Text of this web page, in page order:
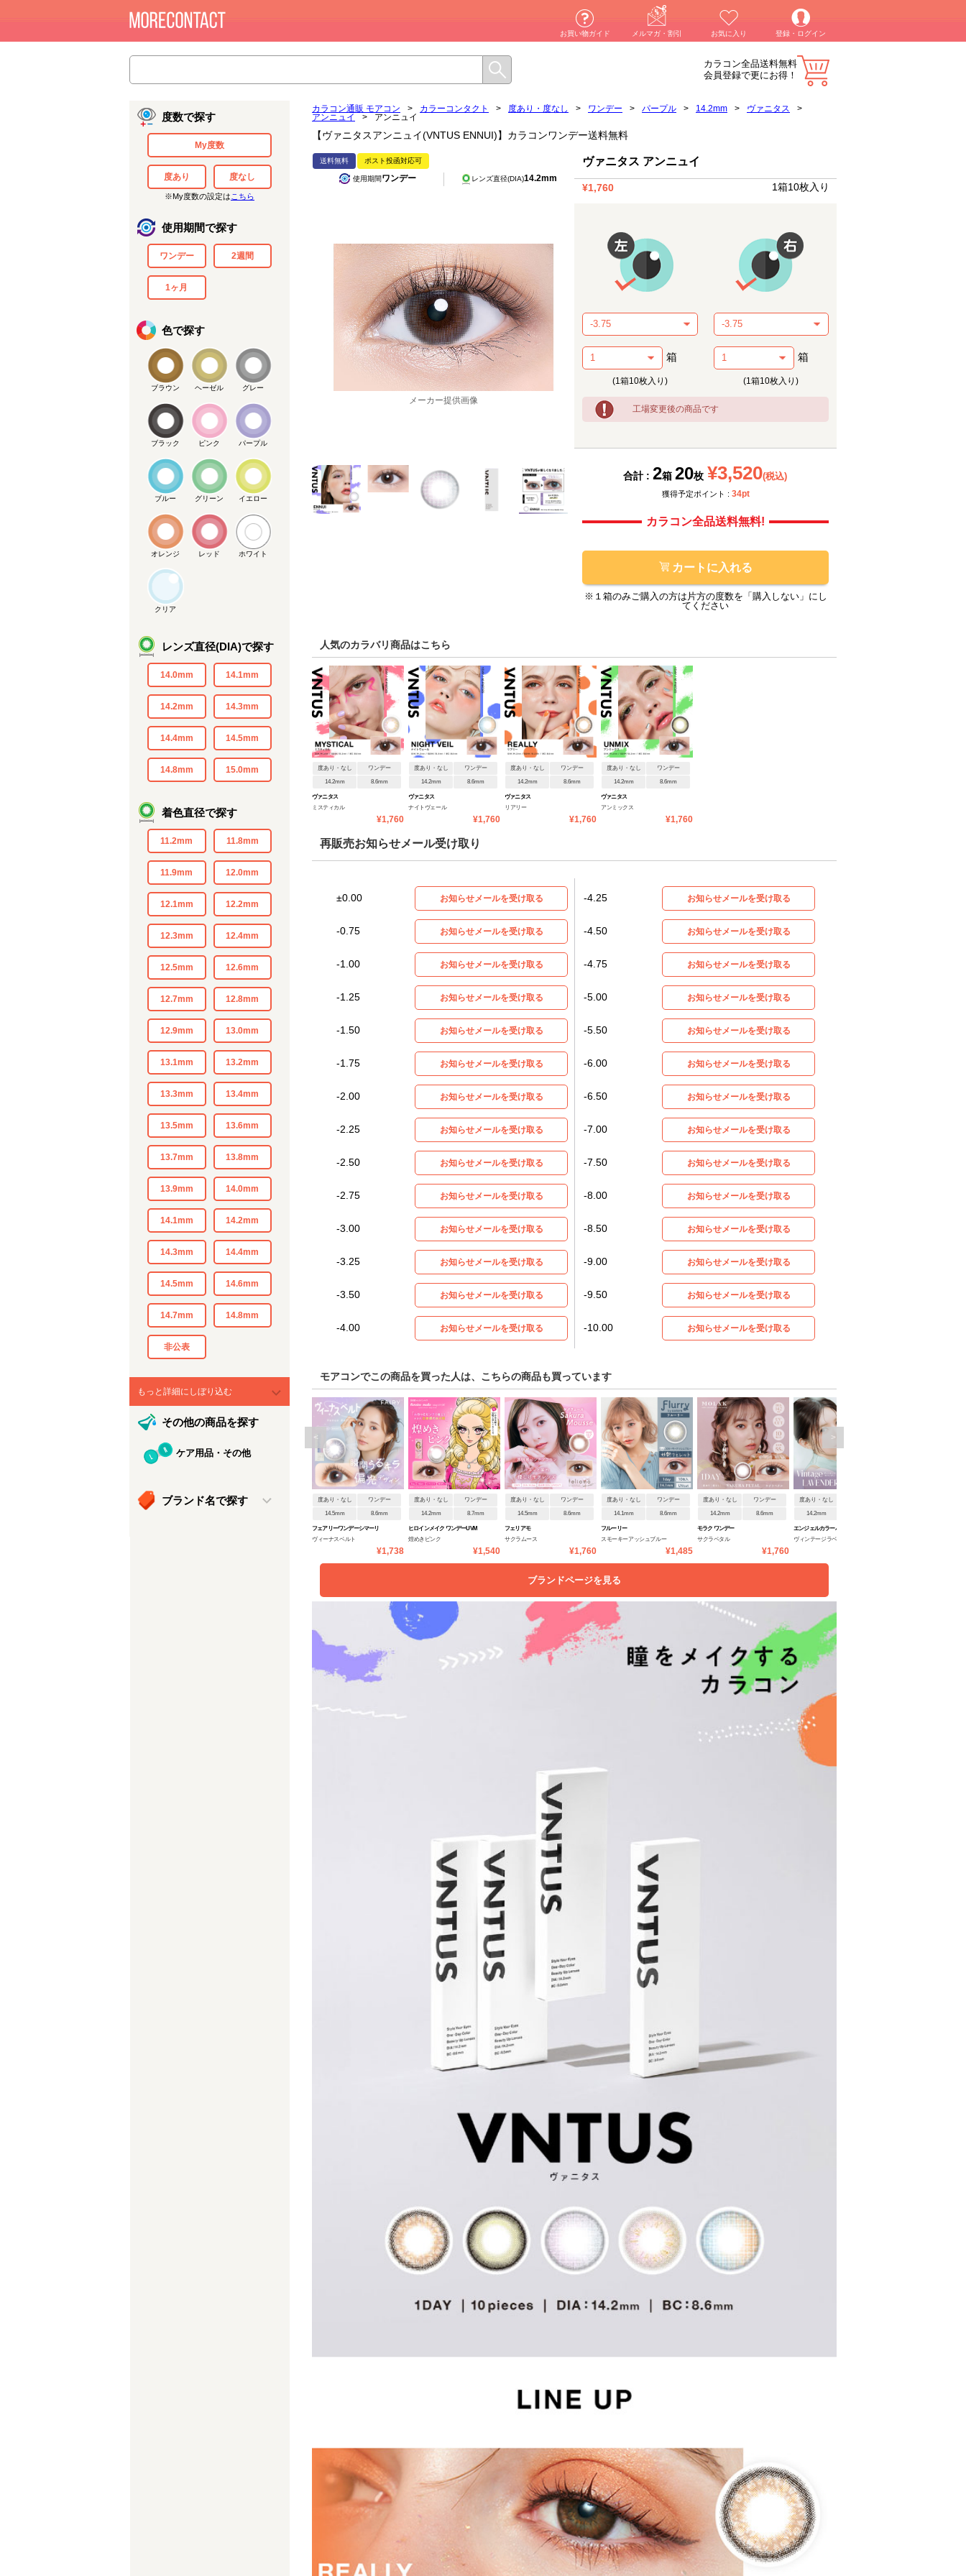
お買い物ガイド メルマガ・割引 お気に入り 登録・ログイン
カラコン全品送料無料
会員登録で更にお得！
度数で探す
My度数
度あり 度なし
※My度数の設定は こちら
使用期間で探す
ワンデー 2週間
1ヶ月
色で探す
ブラウン ヘーゼル グレー
ブラック ピンク パープル
ブルー グリーン イエロー
オレンジ レッド ホワイト
クリア
レンズ直径(DIA)で探す
14.0mm 14.1mm
14.2mm 14.3mm
14.4mm 14.5mm
14.8mm 15.0mm
着色直径で探す
11.2mm 11.8mm
11.9mm 12.0mm
12.1mm 12.2mm
12.3mm 12.4mm
12.5mm 12.6mm
12.7mm 12.8mm
12.9mm 13.0mm
13.1mm 13.2mm
13.3mm 13.4mm
13.5mm 13.6mm
13.7mm 13.8mm
13.9mm 14.0mm
14.1mm 14.2mm
14.3mm 14.4mm
14.5mm 14.6mm
14.7mm 14.8mm
非公表
もっと詳細にしぼり込む
その他の商品を探す
ケア用品・その他
ブランド名で探す
カラコン通販 モアコン > カラーコンタクト > 度あり・度なし > ワンデー > パープル > 14.2mm > ヴァニタス
>
アンニュイ
> アンニュイ
【ヴァニタスアンニュイ(VNTUS ENNUI)】カラコンワンデー送料無料
送料無料 ポスト投函対応可
使用期間ワンデー レンズ直径(DIA)14.2mm
メーカー提供画像
メーカー提供画像
ヴァニタス アンニュイ
¥1,760 1箱10枚入り
箱
(1箱10枚入り)
箱
(1箱10枚入り)
工場変更後の商品です
合計 : 2箱 20枚 ¥3,520(税込)
獲得予定ポイント : 34pt
カラコン全品送料無料!
カートに入れる
※１箱のみご購入の方は片方の度数を「購入しない」にし
てください
人気のカラバリ商品はこちら
度あり・なし ワンデー
14.2mm 8.6mm
ヴァニタス
ミスティカル
¥1,760
度あり・なし ワンデー
14.2mm 8.6mm
ヴァニタス
ナイトヴェール
¥1,760
度あり・なし ワンデー
14.2mm 8.6mm
ヴァニタス
リアリー
¥1,760
度あり・なし ワンデー
14.2mm 8.6mm
ヴァニタス
アンミックス
¥1,760
再販売お知らせメール受け取り
±0.00 お知らせメールを受け取る
-0.75 お知らせメールを受け取る
-1.00 お知らせメールを受け取る
-1.25 お知らせメールを受け取る
-1.50 お知らせメールを受け取る
-1.75 お知らせメールを受け取る
-2.00 お知らせメールを受け取る
-2.25 お知らせメールを受け取る
-2.50 お知らせメールを受け取る
-2.75 お知らせメールを受け取る
-3.00 お知らせメールを受け取る
-3.25 お知らせメールを受け取る
-3.50 お知らせメールを受け取る
-4.00 お知らせメールを受け取る
-4.25 お知らせメールを受け取る
-4.50 お知らせメールを受け取る
-4.75 お知らせメールを受け取る
-5.00 お知らせメールを受け取る
-5.50 お知らせメールを受け取る
-6.00 お知らせメールを受け取る
-6.50 お知らせメールを受け取る
-7.00 お知らせメールを受け取る
-7.50 お知らせメールを受け取る
-8.00 お知らせメールを受け取る
-8.50 お知らせメールを受け取る
-9.00 お知らせメールを受け取る
-9.50 お知らせメールを受け取る
-10.00 お知らせメールを受け取る
モアコンでこの商品を買った人は、こちらの商品も買っています
度あり・なし ワンデー
14.5mm 8.6mm
フェアリーワンデーシマーリ
ングシリーズ
ヴィーナスベルト
¥1,738
度あり・なし ワンデー
14.2mm 8.7mm
ヒロインメイク ワンデーUVM
煌めきピンク
¥1,540
度あり・なし ワンデー
14.5mm 8.6mm
フェリアモ
サクラムース
¥1,760
度あり・なし ワンデー
14.1mm 8.6mm
フルーリー
スモーキーアッシュブルー
¥1,485
度あり・なし ワンデー
14.2mm 8.6mm
モラク ワンデー
サクラペタル
¥1,760
度あり・なし
14.2mm
エンジェルカラーバンビヴィ
ンテージワンデー
ヴィンテージラベンダー
< >
ブランドページを見る